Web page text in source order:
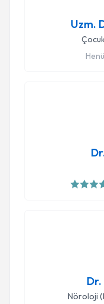
Uzm.
Nöroloji